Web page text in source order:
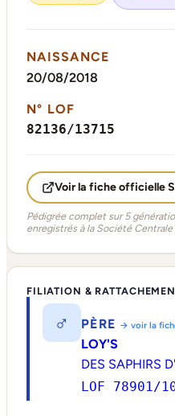
NAISSANCE
20/08/2018
N° LOF
82136/13715
Voir la fiche officielle
Pédigrée complet sur 5
enregistrés à la Société Centrale
FILIATION &
♂ PÈRE → voir la
LOY'S
DES SAPHIRS
LOF 78901/